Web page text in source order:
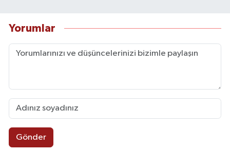
Yorumlar
Gönder